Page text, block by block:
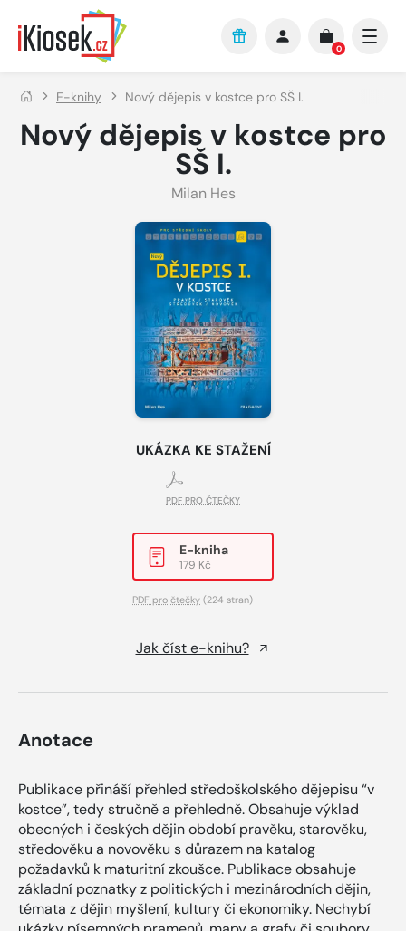
Přejít na hlavní obsah
0
E-knihy Nový dějepis v kostce pro SŠ I.
Nový dějepis v kostce pro
SŠ I.
Milan Hes
UKÁZKA KE STAŽENÍ
PDF PRO ČTEČKY
E-kniha
179 Kč
PDF pro čtečky (224 stran)
Jak číst e-knihu?
Anotace
Publikace přináší přehled středoškolského dějepisu “v
kostce”, tedy stručně a přehledně. Obsahuje výklad
obecných i českých dějin období pravěku, starověku,
středověku a novověku s důrazem na katalog
požadavků k maturitní zkoušce. Publikace obsahuje
základní poznatky z politických i mezinárodních dějin,
témata z dějin myšlení, kultury či ekonomiky. Nechybí